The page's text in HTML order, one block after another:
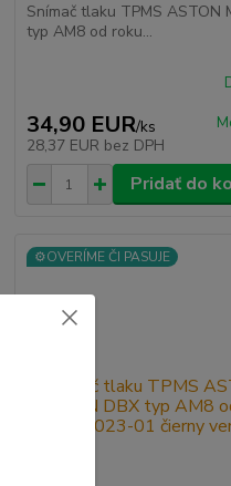
Snímač tlaku TPMS ASTON
typ AM8 od roku...
34,90 EUR/ks
28,37 EUR bez DPH
Pridať do
⚙️OVERÍME ČI PASUJE